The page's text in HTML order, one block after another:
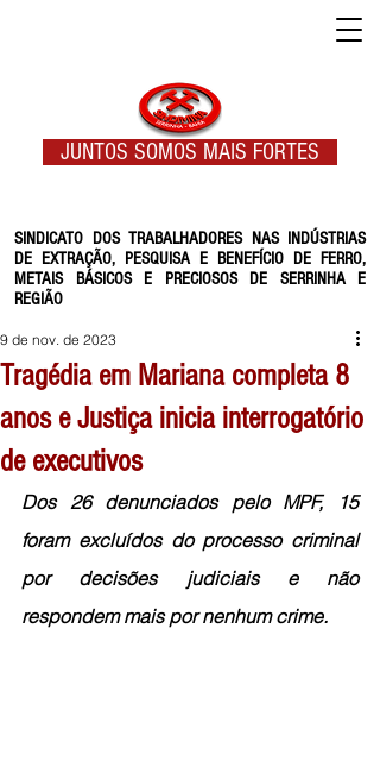
SINDICATO DOS TRABALHADORES NAS INDÚSTRIAS
DE EXTRAÇÃO, PESQUISA E BENEFÍCIO DE FERRO,
METAIS BÁSICOS E PRECIOSOS DE SERRINHA E
REGIÃO
JUNTOS SOMOS MAIS FORTES
Tragédia em Mariana completa 8
anos e Justiça inicia interrogatório
de executivos
9 de nov. de 2023
Dos 26 denunciados pelo MPF, 15
foram excluídos do processo criminal
por decisões judiciais e não
respondem mais por nenhum crime.